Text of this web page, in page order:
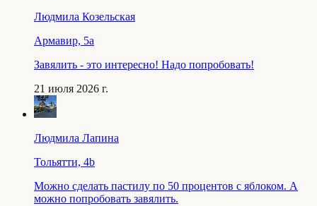
Людмила Козельская
Армавир, 5a
Завялить - это интересно! Надо попробовать!
21 июля 2026 г.
Людмила Лапина
Тольятти, 4b
Можно сделать пастилу по 50 процентов с яблоком. А
можно попробовать завялить.